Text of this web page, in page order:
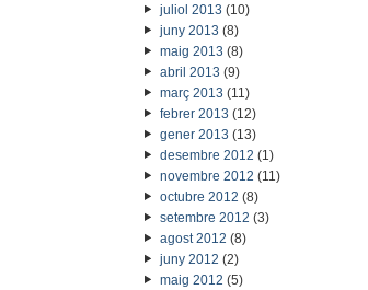
juliol 2013 (10)
juny 2013 (8)
maig 2013 (8)
abril 2013 (9)
març 2013 (11)
febrer 2013 (12)
gener 2013 (13)
desembre 2012 (1)
novembre 2012 (11)
octubre 2012 (8)
setembre 2012 (3)
agost 2012 (8)
juny 2012 (2)
maig 2012 (5)